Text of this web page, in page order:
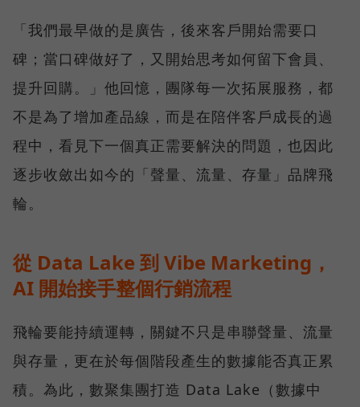
「我們最早做的是廣告，後來客戶開始需要口
碑；當口碑做好了，又開始思考如何留下會員、
提升回購。」他回憶，團隊每一次拓展服務，都
不是為了增加產品線，而是在陪伴客戶成長的過
程中，看見下一個真正需要解決的問題，也因此
逐步收斂出如今的「聲量、流量、存量」品牌飛
輪。
從 Data Lake 到 Vibe Marketing，
AI 開始接手整個行銷流程
飛輪要能持續運轉，關鍵不只是串聯聲量、流量
與存量，更在於每個階段產生的數據能否真正累
積。為此，數聚集團打造 Data Lake（數據中